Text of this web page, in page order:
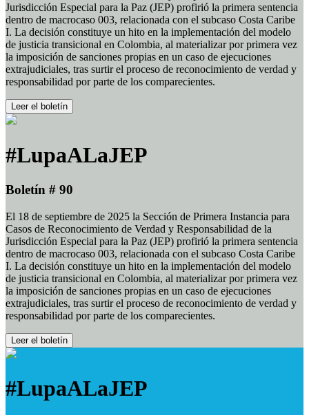
Jurisdicción Especial para la Paz (JEP) profirió la primera sentencia
dentro de macrocaso 003, relacionada con el subcaso Costa Caribe
I. La decisión constituye un hito en la implementación del modelo
de justicia transicional en Colombia, al materializar por primera vez
la imposición de sanciones propias en un caso de ejecuciones
extrajudiciales, tras surtir el proceso de reconocimiento de verdad y
responsabilidad por parte de los comparecientes.
Leer el boletín
#LupaALaJEP
Boletín # 90
El 18 de septiembre de 2025 la Sección de Primera Instancia para
Casos de Reconocimiento de Verdad y Responsabilidad de la
Jurisdicción Especial para la Paz (JEP) profirió la primera sentencia
dentro de macrocaso 003, relacionada con el subcaso Costa Caribe
I. La decisión constituye un hito en la implementación del modelo
de justicia transicional en Colombia, al materializar por primera vez
la imposición de sanciones propias en un caso de ejecuciones
extrajudiciales, tras surtir el proceso de reconocimiento de verdad y
responsabilidad por parte de los comparecientes.
Leer el boletín
#LupaALaJEP